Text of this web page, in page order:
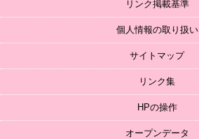
リンク掲載基準
個人情報の取り扱い
サイトマップ
リンク集
HPの操作
オープンデータ